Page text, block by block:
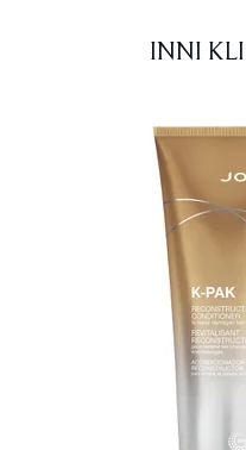
INNI